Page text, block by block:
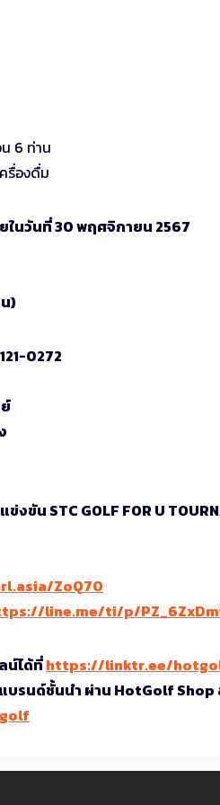
6 ท่าน
รื่องดื่ม
นวันที่ 30 พฤศจิกายน 2567
)
0272
น STC GOLF FOR U
ZoQ70
line.me/ti/p/
น์ได้ที่https://linktr.ee/
รนด์ชั้นนำ ผ่าน HotGolf